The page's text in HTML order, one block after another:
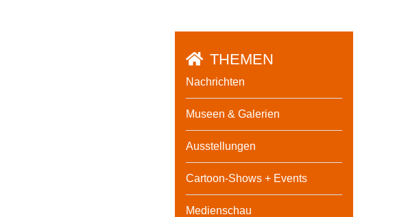
THEMEN
Nachrichten
Museen & Galerien
Ausstellungen
Cartoon-Shows + Events
Medienschau